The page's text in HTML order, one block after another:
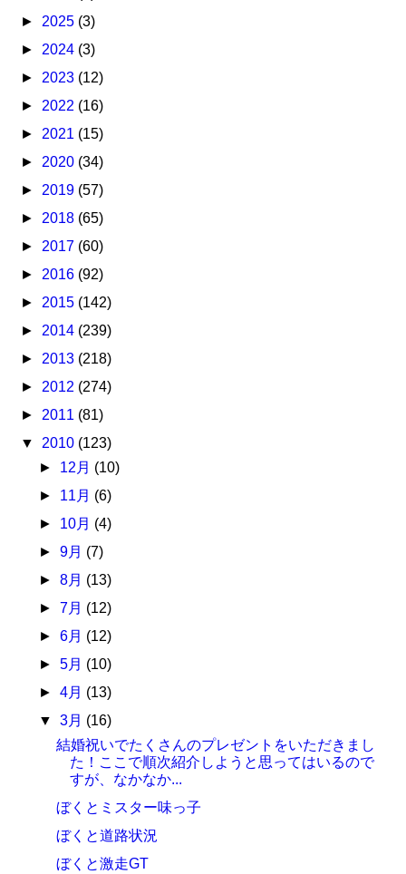
► 2025 (3)
► 2024 (3)
► 2023 (12)
► 2022 (16)
► 2021 (15)
► 2020 (34)
► 2019 (57)
► 2018 (65)
► 2017 (60)
► 2016 (92)
► 2015 (142)
► 2014 (239)
► 2013 (218)
► 2012 (274)
► 2011 (81)
▼ 2010 (123)
► 12月 (10)
► 11月 (6)
► 10月 (4)
► 9月 (7)
► 8月 (13)
► 7月 (12)
► 6月 (12)
► 5月 (10)
► 4月 (13)
▼ 3月 (16)
結婚祝いでたくさんのプレゼントをいただきまし
た！ここで順次紹介しようと思ってはいるので
すが、なかなか...
ぼくとミスター味っ子
ぼくと道路状況
ぼくと激走GT